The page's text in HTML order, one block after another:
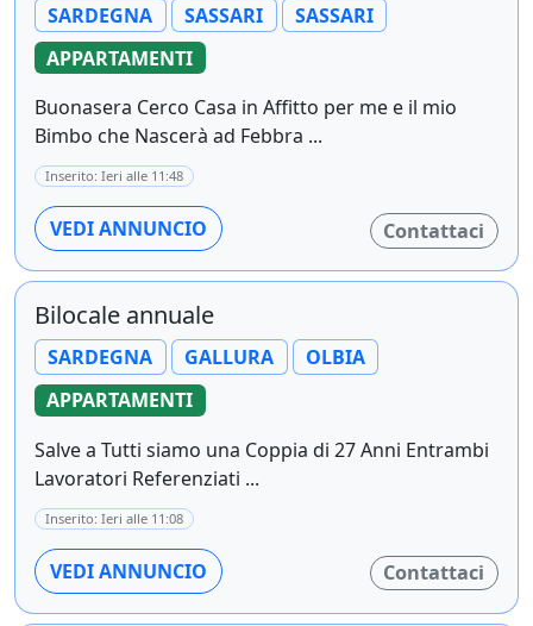
SARDEGNA SASSARI
SASSARI
APPARTAMENTI
Buonasera Cerco Casa in Affitto per me e il mio
Bimbo che Nascerà ad Febbra ...
Inserito: Ieri alle 11:48
VEDI ANNUNCIO Contattaci
Bilocale annuale
SARDEGNA GALLURA
OLBIA
APPARTAMENTI
Salve a Tutti siamo una Coppia di 27 Anni Entrambi
Lavoratori Referenziati ...
Inserito: Ieri alle 11:08
VEDI ANNUNCIO Contattaci